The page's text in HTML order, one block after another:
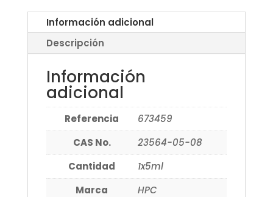
Información adicional
Descripción
Información
adicional
Referencia
673459
CAS No.
23564-05-08
Cantidad
1x5ml
Marca
HPC